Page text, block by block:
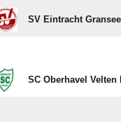
SV Eintracht Gransee
SC Oberhavel Velten II